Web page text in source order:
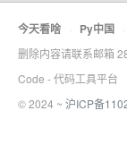
今天看啥 · Py中国 ·
删除内容请联系邮箱
Code - 代码工具平台
© 2024 ~ 沪ICP备